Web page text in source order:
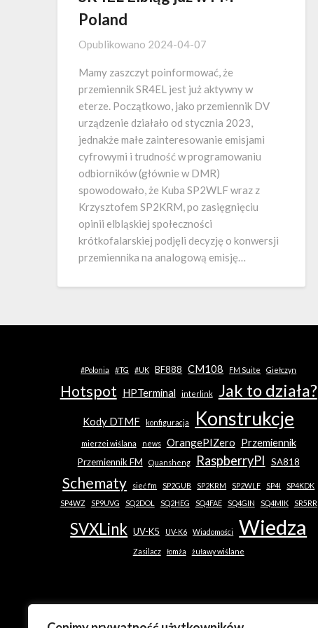
Poland
Opublikowano 2024-04-07
Mamy zaszczyt poinformować, że
przemiennik SR4EL jest już aktywny w
eterze. Początkowo, jako przemiennik DV
urządzenie działało od stycznia 2023,
jednakże małe zainteresowanie emisjami
cyfrowymi i trudność w programowaniu
odbiorników (głównie w DMR)
spowodowało, że Kuba SP2WLF wraz z
Krzysztofem SP2KRM, po zasięgnięciu
opinii elbląskiej społeczności
krótkofalarskiej podjęli decyzję o konwersji
przemiennika na analogową emisję…
#Polonia #TG #UK BF888 CM108 FM Suite Giełczyn
Hotspot HPTerminal interlink Jak to działa?
Kody DTMF konfiguracja Konstrukcje
mierzei wiślana news OrangePIZero Przemiennik
Przemiennik FM Quansheng RaspberryPI SA818
Schematy sieć fm SP2GUB SP2KRM SP2WLF SP4I
SP4KDK
SP4WZ
SP9UVG SQ2DOL SQ2HEG SQ4FAE SQ4GIN SQ4MIK SR5RR
SVXLink UV-K5 UV-K6 Wiadomości Wiedza
Zasilacz łomża żuławy wiślane